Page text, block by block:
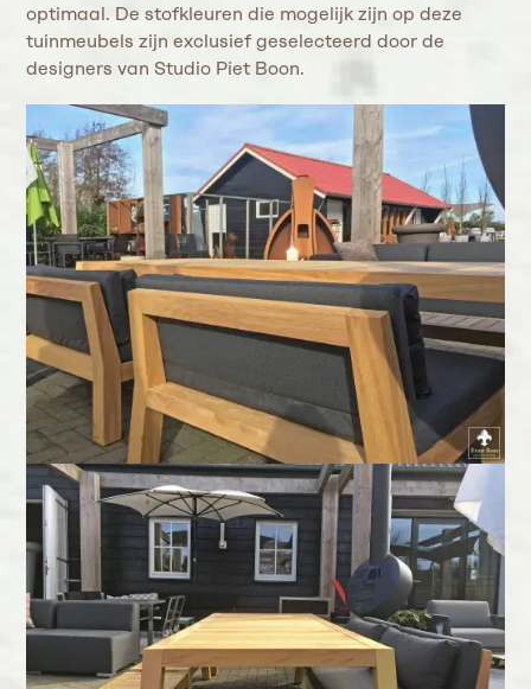
optimaal. De stofkleuren die mogelijk zijn op deze
tuinmeubels zijn exclusief geselecteerd door de
designers van Studio Piet Boon.